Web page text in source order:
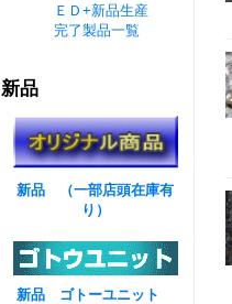
ＥＤ+新品生産
完了製品一覧
新品
新品 （一部店頭在庫有
り）
新品 ゴトーユニット